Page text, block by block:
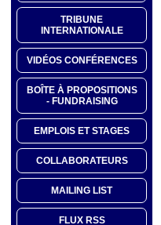
TRIBUNE
INTERNATIONALE
VIDÉOS CONFÉRENCES
BOÎTE À PROPOSITIONS
- FUNDRAISING
EMPLOIS ET STAGES
COLLABORATEURS
MAILING LIST
FLUX RSS